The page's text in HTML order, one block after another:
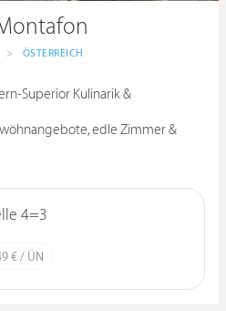
> ÖSTERREICH
Superior Kulinarik &
edle Zimmer &
4=3
€ / ÜN